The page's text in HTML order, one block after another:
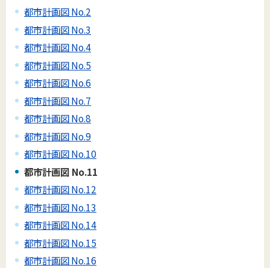
都市計画図 No.2
都市計画図 No.3
都市計画図 No.4
都市計画図 No.5
都市計画図 No.6
都市計画図 No.7
都市計画図 No.8
都市計画図 No.9
都市計画図 No.10
都市計画図 No.11
都市計画図 No.12
都市計画図 No.13
都市計画図 No.14
都市計画図 No.15
都市計画図 No.16